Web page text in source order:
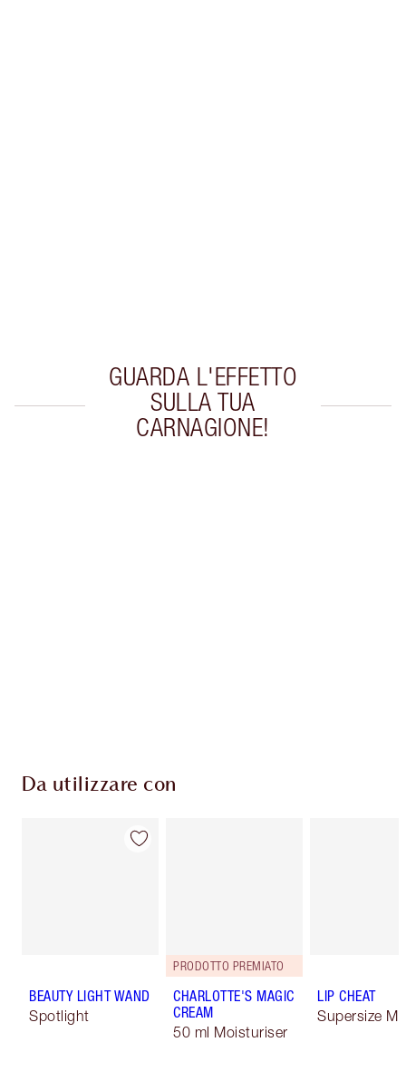
GUARDA L'EFFETTO
SULLA TUA
CARNAGIONE!
Da utilizzare con
BEAUTY LIGHT WAND
Spotlight
PRODOTTO PREMIATO
CHARLOTTE'S MAGIC
CREAM
50 ml Moisturiser
LIP CHEAT
Supersize Me